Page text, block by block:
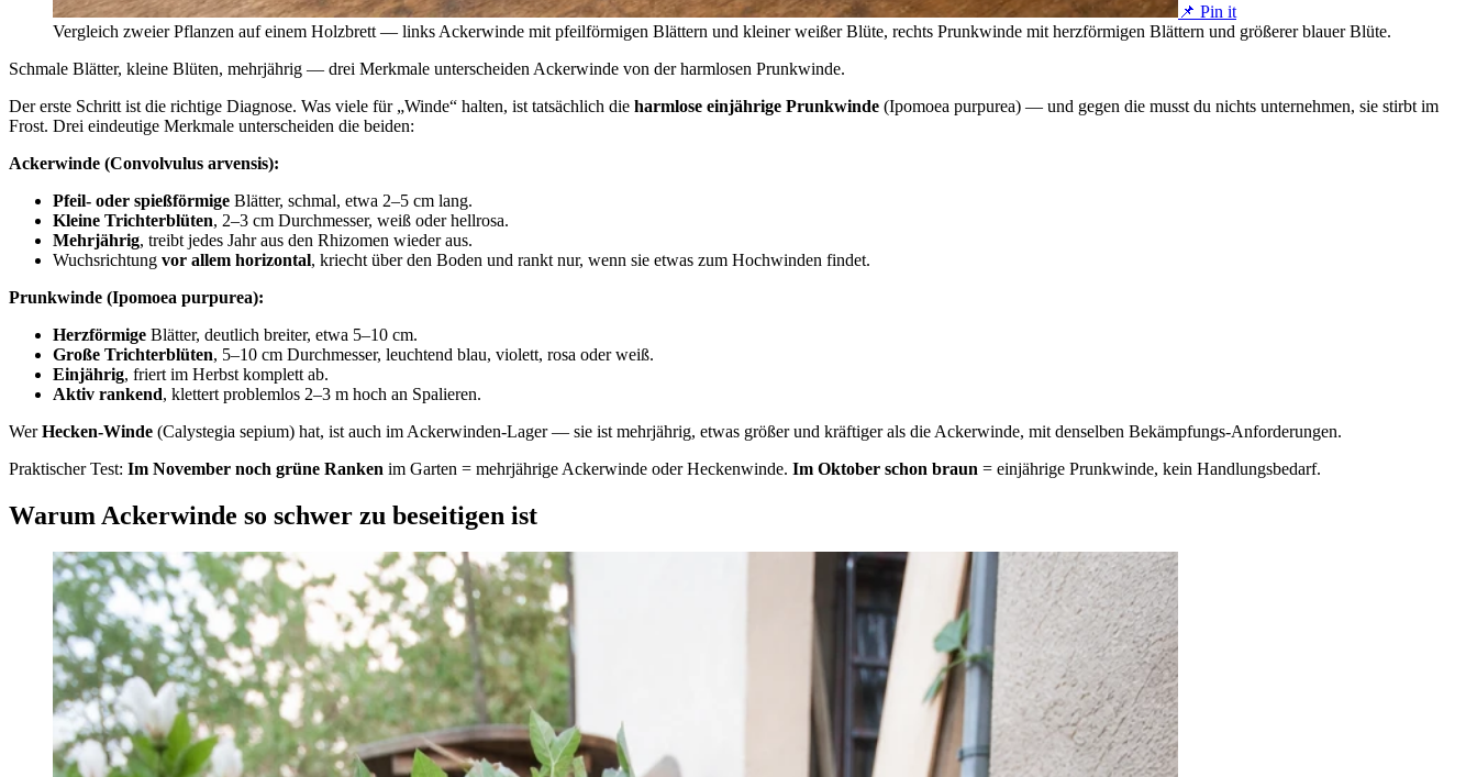
📌 Pin it
Vergleich zweier Pflanzen auf einem Holzbrett — links Ackerwinde mit pfeilförmigen Blättern und kleiner weißer Blüte, rechts Prunkwinde mit herzförmigen Blättern und größerer blauer Blüte.
Schmale Blätter, kleine Blüten, mehrjährig — drei Merkmale unterscheiden Ackerwinde von der harmlosen Prunkwinde.
Der erste Schritt ist die richtige Diagnose. Was viele für „Winde“ halten, ist tatsächlich die harmlose einjährige Prunkwinde (Ipomoea purpurea) — und gegen die musst du nichts unternehmen, sie stirbt im
Frost. Drei eindeutige Merkmale unterscheiden die beiden:
Ackerwinde (Convolvulus arvensis):
Pfeil- oder spießförmige Blätter, schmal, etwa 2–5 cm lang.
Kleine Trichterblüten, 2–3 cm Durchmesser, weiß oder hell­rosa.
Mehrjährig, treibt jedes Jahr aus den Rhizomen wieder aus.
Wuchsrichtung vor allem horizontal, kriecht über den Boden und rankt nur, wenn sie etwas zum Hochwinden findet.
Prunkwinde (Ipomoea purpurea):
Herzförmige Blätter, deutlich breiter, etwa 5–10 cm.
Große Trichterblüten, 5–10 cm Durchmesser, leuchtend blau, violett, rosa oder weiß.
Einjährig, friert im Herbst komplett ab.
Aktiv rankend, klettert problemlos 2–3 m hoch an Spalieren.
WerHecken-Winde (Calystegia sepium) hat, ist auch im Ackerwinden-Lager — sie ist mehrjährig, etwas größer und kräftiger als die Ackerwinde, mit denselben Bekämpfungs-Anforderungen.
Praktischer Test: Im November noch grüne Ranken im Garten = mehrjährige Ackerwinde oder Heckenwinde. Im Oktober schon braun = einjährige Prunkwinde, kein Handlungs­bedarf.
Warum Ackerwinde so schwer zu beseitigen ist